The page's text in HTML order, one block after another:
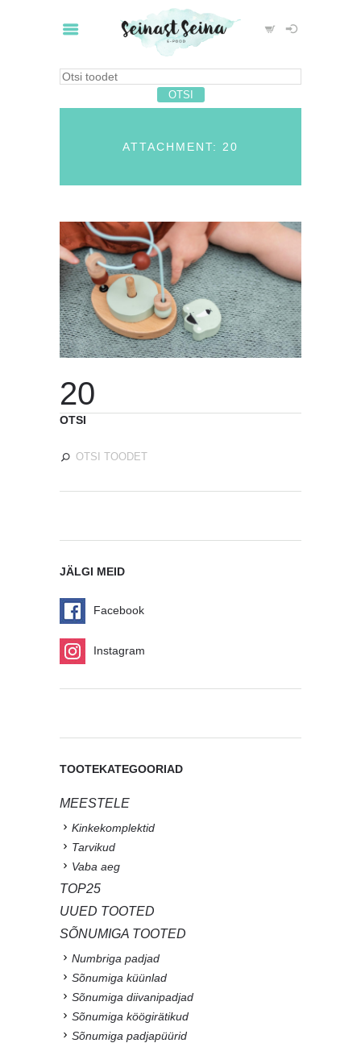
ATTACHMENT: 20
20
OTSI
JÄLGI MEID
Facebook
Instagram
TOOTEKATEGOORIAD
MEESTELE
Kinkekomplektid
Tarvikud
Vaba aeg
TOP25
UUED TOOTED
SÕNUMIGA TOOTED
Numbriga padjad
Sõnumiga küünlad
Sõnumiga diivanipadjad
Sõnumiga köögirätikud
Sõnumiga padjapüürid